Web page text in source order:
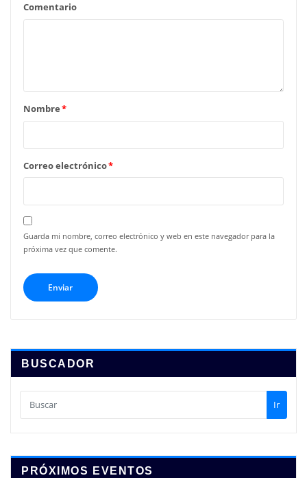
Comentario
Nombre*
Correo electrónico*
Guarda mi nombre, correo electrónico y web en este navegador para la
próxima vez que comente.
BUSCADOR
Ir
PRÓXIMOS EVENTOS